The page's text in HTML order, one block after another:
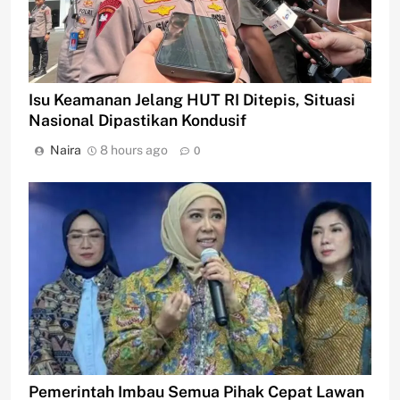
Isu Keamanan Jelang HUT RI Ditepis, Situasi
Nasional Dipastikan Kondusif
Naira 8 hours ago 0
Pemerintah Imbau Semua Pihak Cepat Lawan